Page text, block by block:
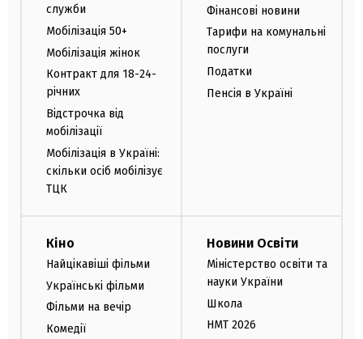
служби
Мобілізація 50+
Мобілізація жінок
Контракт для 18-24-
річних
Відстрочка від
мобілізації
Мобілізація в Україні:
скільки осіб мобілізує
ТЦК
Фінансові новини
Тарифи на комунальні
послуги
Податки
Пенсія в Україні
Кіно
Найцікавіші фільми
Українські фільми
Фільми на вечір
Комедії
Новини Освіти
Міністерство освіти та
науки України
Школа
НМТ 2026